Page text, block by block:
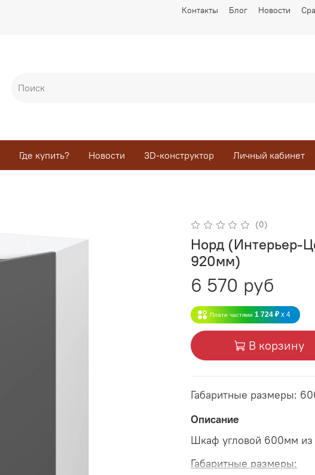
Контакты Блог Новости
Где купить? Новости 3D-конструктор Личный кабинет
(0)
Норд (Интерьер-
920мм)
6 570 руб
Плати частями 1 724 ₽ x 4
В корзину
Габаритные размеры:
Описание
Шкаф угловой 600мм
Габаритные размеры: